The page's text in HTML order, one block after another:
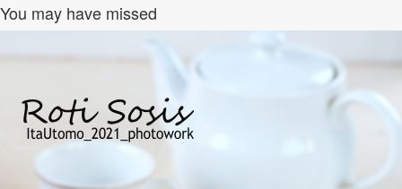
You may have missed